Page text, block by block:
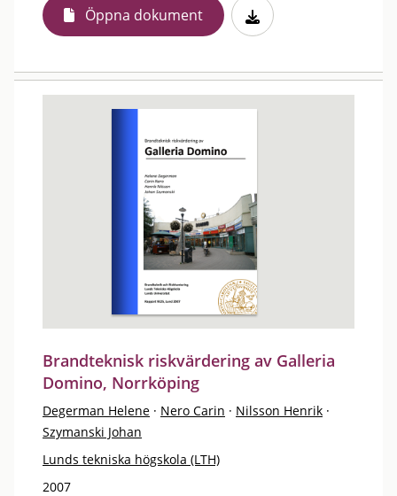
Öppna dokument
Brandteknisk riskvärdering av Galleria
Domino, Norrköping
Degerman Helene · Nero Carin · Nilsson Henrik ·
Szymanski Johan
Lunds tekniska högskola (LTH)
2007